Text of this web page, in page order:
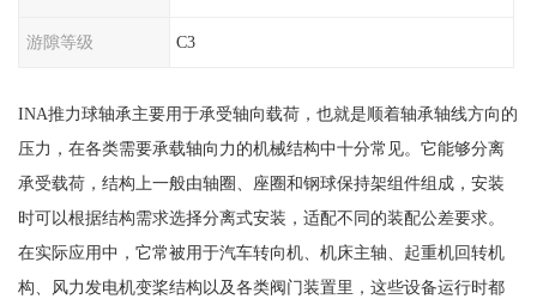
游隙等级 C3
INA推力球轴承主要用于承受轴向载荷，也就是顺着轴承轴线方向的
压力，在各类需要承载轴向力的机械结构中十分常见。它能够分离
承受载荷，结构上一般由轴圈、座圈和钢球保持架组件组成，安装
时可以根据结构需求选择分离式安装，适配不同的装配公差要求。
在实际应用中，它常被用于汽车转向机、机床主轴、起重机回转机
构、风力发电机变桨结构以及各类阀门装置里，这些设备运行时都